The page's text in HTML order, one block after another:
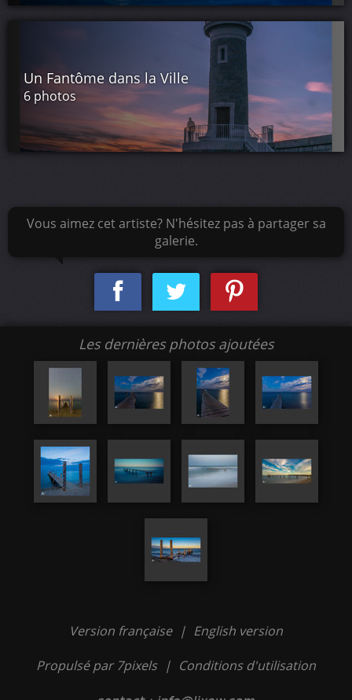
Un Fantôme dans la Ville
6 photos
Vous aimez cet artiste? N'hésitez pas à partager sa
galerie.
Les dernières photos ajoutées
Version française | English version
Propulsé par 7pixels | Conditions d'utilisation